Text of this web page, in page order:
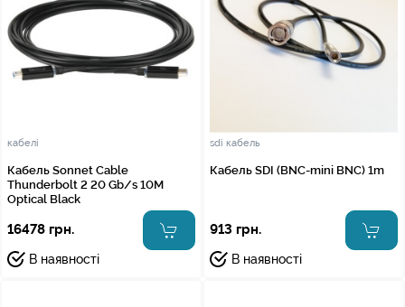
кабелі
Кабель Sonnet Cable
Thunderbolt 2 20 Gb/s 10M
Optical Black
16478 грн.
В наявності
sdi кабель
Кабель SDI (BNC-mini BNC) 1m
913 грн.
В наявності